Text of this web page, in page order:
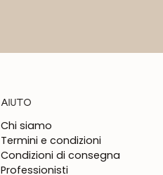
AIUTO
Chi siamo
Termini e condizioni
Condizioni di consegna
Professionisti